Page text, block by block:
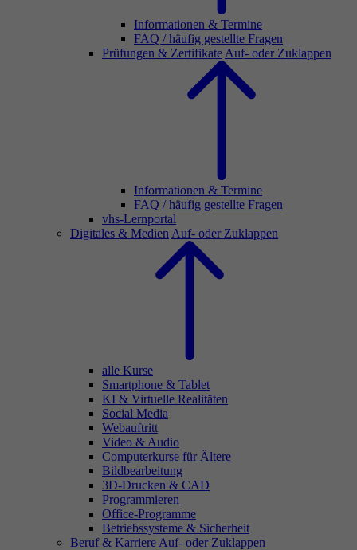
Informationen & Termine
FAQ / häufig gestellte Fragen
Prüfungen & Zertifikate Auf- oder Zuklappen
Informationen & Termine
FAQ / häufig gestellte Fragen
vhs-Lernportal
Digitales & Medien Auf- oder Zuklappen
alle Kurse
Smartphone & Tablet
KI & Virtuelle Realitäten
Social Media
Webauftritt
Video & Audio
Computerkurse für Ältere
Bildbearbeitung
3D-Drucken & CAD
Programmieren
Office-Programme
Betriebssysteme & Sicherheit
Beruf & Karriere Auf- oder Zuklappen